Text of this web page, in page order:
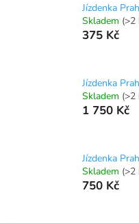
Jízdenka
Skladem (>2
375 Kč
Jízdenka
Skladem (>2
1 750 Kč
Jízdenka
Skladem (>2
750 Kč